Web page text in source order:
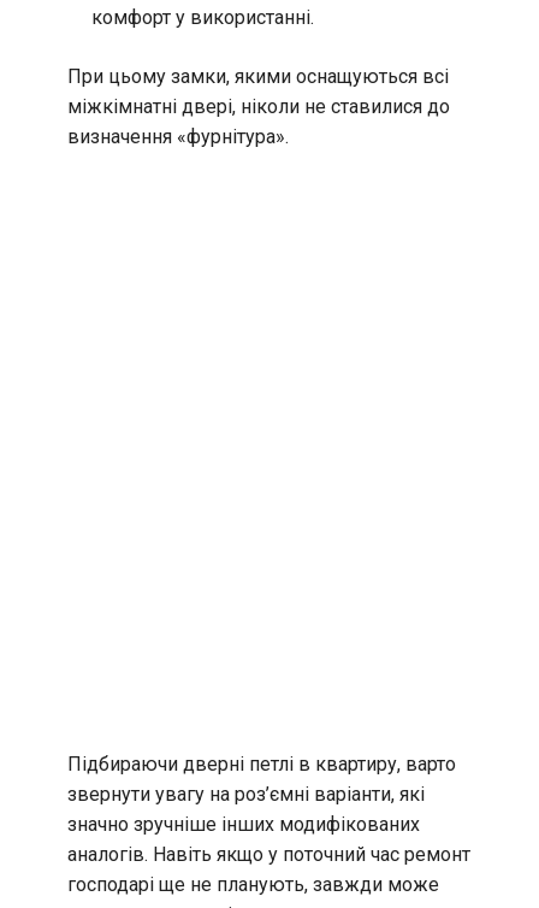
комфорт у використанні.
При цьому замки, якими оснащуються всі
міжкімнатні двері, ніколи не ставилися до
визначення «фурнітура».
Підбираючи дверні петлі в квартиру, варто
звернути увагу на роз’ємні варіанти, які
значно зручніше інших модифікованих
аналогів. Навіть якщо у поточний час ремонт
господарі ще не планують, завжди може